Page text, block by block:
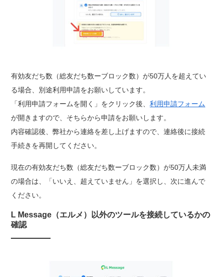
有効友だち数（総友だち数ーブロック数）が50万人を超えてい
る場合、別途利用申請をお願いしています。
「利用申請フォームを開く」をクリック後、利用申請フォーム
が開きますので、そちらから申請をお願いします。
内容確認後、弊社から連絡を差し上げますので、連絡後に接続
手続きを再開してください。
現在の有効友だち数（総友だち数ーブロック数）が50万人未満
の場合は、「いいえ、超えていません」を選択し、次に進んで
ください。
L Message（エルメ）以外のツールを接続しているかの
確認